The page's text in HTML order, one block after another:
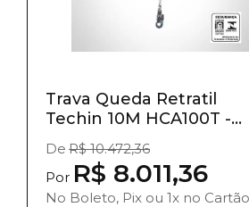
Trava Queda Retratil
Techin 10M HCA100T -
Hercules
De R$ 10.472,36
Por R$ 8.011,36
No Boleto, Pix ou 1x no